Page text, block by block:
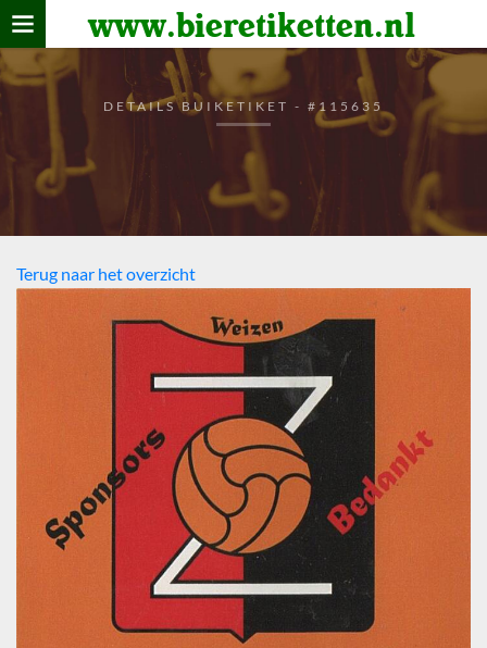
www.bieretiketten.nl
Home
verzamelen
De bierkaart
Bezoekers
DETAILS BUIKETIKET - #115635
Terug naar het overzicht